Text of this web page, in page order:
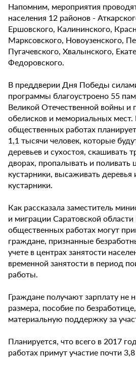
Напомним, мероприятия
населения 12 районов -
Ершовского, Калининского,
Марксовского, Новоузенского,
Пугачевского, Хвалынского,
Федоровского.
В преддверии Дня Победы
программы благоустроено 55
Великой Отечественной войны и
обелисков и мемориальных
общественных работах
1,1 тысячи человек, которые
деревьев и сухостоя, скашивать
дворах, пропалывать и поливать
кустарники, высаживать
кустарники.
Как рассказала заместитель
и миграции Саратовской
общественных работах могут
граждане, признанные
учете в центрах занятости
временной занятости в период
работы.
Граждане получают зарплату не
размера, пособие по
материальную поддержку за
Планируется, что всего в 2017
работах примут участие почти